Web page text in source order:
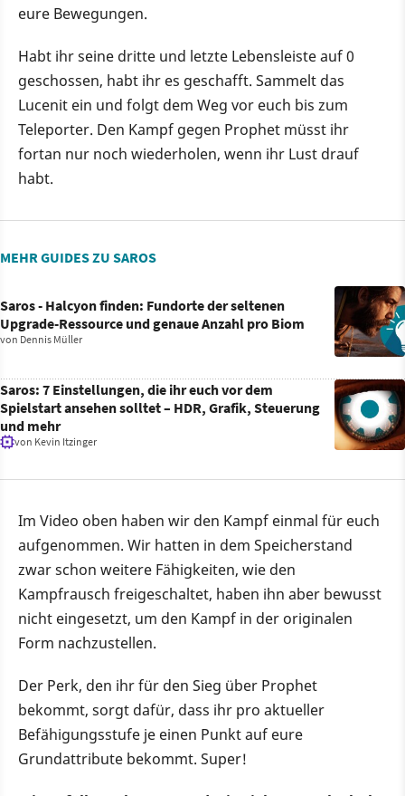
eure Bewegungen.
Habt ihr seine dritte und letzte Lebensleiste auf 0
geschossen, habt ihr es geschafft. Sammelt das
Lucenit ein und folgt dem Weg vor euch bis zum
Teleporter. Den Kampf gegen Prophet müsst ihr
fortan nur noch wiederholen, wenn ihr Lust drauf
habt.
MEHR GUIDES ZU SAROS
Saros - Halcyon finden: Fundorte der seltenen
Upgrade-Ressource und genaue Anzahl pro Biom
von Dennis Müller
Saros: 7 Einstellungen, die ihr euch vor dem
Spielstart ansehen solltet – HDR, Grafik, Steuerung
und mehr
von Kevin Itzinger
Im Video oben haben wir den Kampf einmal für euch
aufgenommen. Wir hatten in dem Speicherstand
zwar schon weitere Fähigkeiten, wie den
Kampfrausch freigeschaltet, haben ihn aber bewusst
nicht eingesetzt, um den Kampf in der originalen
Form nachzustellen.
Der Perk, den ihr für den Sieg über Prophet
bekommt, sorgt dafür, dass ihr pro aktueller
Befähigungsstufe je einen Punkt auf eure
Grundattribute bekommt. Super!